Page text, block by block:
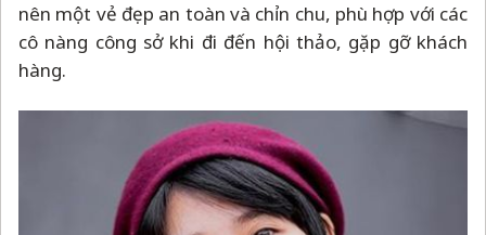
nên một vẻ đẹp an toàn và chỉn chu, phù hợp với các
cô nàng công sở khi đi đến hội thảo, gặp gỡ khách
hàng.